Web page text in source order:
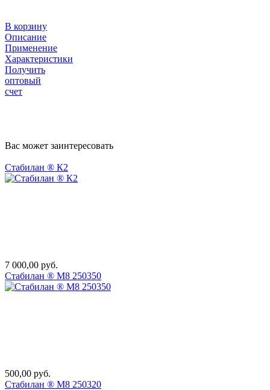
В корзину
Описание
Применение
Характеристики
Получить
оптовый
счет
Вас может заинтересовать
Стабилан ® К2
7 000,00 руб.
Стабилан ® М8 250350
500,00 руб.
Стабилан ® М8 250320